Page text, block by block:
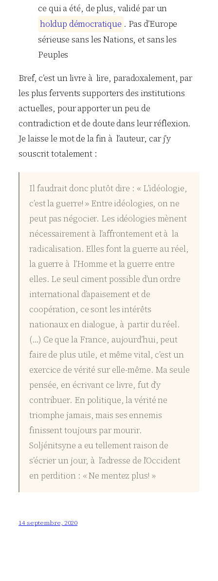
ce qui a été, de plus, validé par un
holdup démocratique . Pas d’Europe
sérieuse sans les Nations, et sans les
Peuples
Bref, c’est un livre à lire, paradoxalement, par
les plus fervents supporters des institutions
actuelles, pour apporter un peu de
contradiction et de doute dans leur réflexion.
Je laisse le mot de la fin à l’auteur, car j’y
souscrit totalement :
Il faudrait donc plutôt dire : « L’idéologie,
c’est la guerre! » Entre idéologies, on ne
peut pas négocier. Les idéologies mènent
nécessairement à l’affrontement et à la
radicalisation. Elles font la guerre au réel,
la guerre à l’Homme et la guerre entre
elles. Le seul ciment possible d’un ordre
international d’apaisement et de
coopération, ce sont les intérêts
nationaux en dialogue, à partir du réel.
(…) Ce que la France, aujourd’hui, peut
faire de plus utile, et même vital, c’est un
exercice de vérité sur elle-même. Ma seule
pensée, en écrivant ce livre, fut d’y
contribuer. En politique, la vérité ne
triomphe jamais, mais ses ennemis
finissent toujours par mourir.
Soljénitsyne a eu tellement raison de
s’écrier un jour, à l’adresse de l’Occident
en perdition : « Ne mentez plus! »
14 septembre, 2020